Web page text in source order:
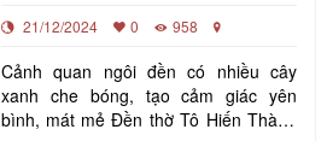
gia Bến En là khu rừng nguyê
21/12/2024 0 958
Cảnh quan ngôi đền có nhiều cây
xanh che bóng, tạo cảm giác yên
bình, mát mẻ Đền thờ Tô Hiến Thành